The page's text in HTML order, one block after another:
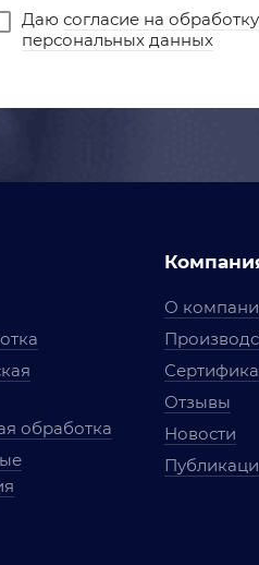
Даю согласие на обработку
персональных данных
обработка
О
Отзывы
Новости